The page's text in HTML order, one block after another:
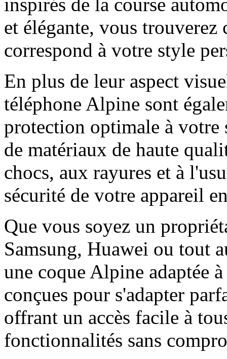
et élégante, vous
correspond à votre style
En plus de leur aspect
téléphone Alpine sont
protection optimale à votre
de matériaux de haute
chocs, aux rayures et à
sécurité de votre appareil
Que vous soyez un
Samsung, Huawei ou tout
une coque Alpine adaptée
conçues pour s'adapter
offrant un accès facile à
fonctionnalités sans